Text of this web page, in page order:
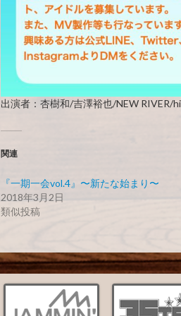
出演者：杏樹和/吉澤裕也/NEW RIVER/
関連
『一期一会vol.4』〜新たな始まり〜
2018年3月2日
類似投稿